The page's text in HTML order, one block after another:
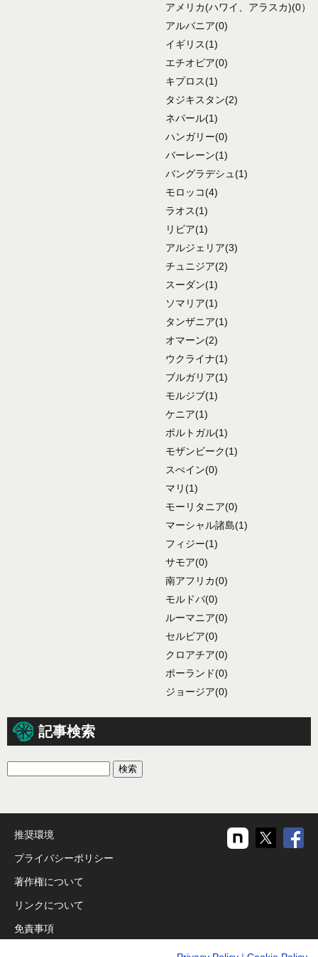
アメリカ(ハワイ、アラスカ)(0）
アルバニア(0)
イギリス(1)
エチオピア(0)
キプロス(1)
タジキスタン(2)
ネパール(1)
ハンガリー(0)
バーレーン(1)
バングラデシュ (1)
モロッコ(4)
ラオス(1)
リビア(1)
アルジェリア(3)
チュニジア(2)
スーダン(1)
ソマリア(1)
タンザニア(1)
オマーン(2)
ウクライナ(1)
ブルガリア(1)
モルジブ(1)
ケニア(1)
ポルトガル(1)
モザンビーク(1)
スぺイン(0)
マリ(1)
モーリタニア(0)
マーシャル諸島(1)
フィジー(1)
サモア(0)
南アフリカ(0)
モルドバ(0)
ルーマニア(0)
セルビア(0)
クロアチア(0)
ポーランド(0)
ジョージア(0)
記事検索
推奨環境
プライバシーポリシー
著作権について
リンクについて
免責事項